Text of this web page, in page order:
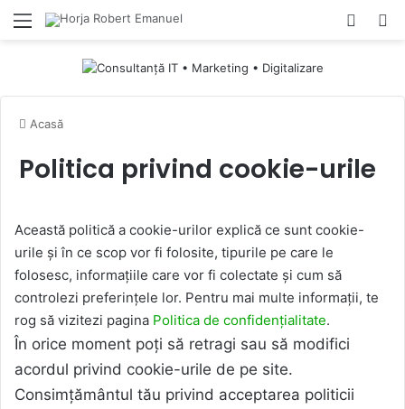
Menu
Acasă
Politica privind cookie-urile
Această politică a cookie-urilor explică ce sunt cookie-
urile și în ce scop vor fi folosite, tipurile pe care le
folosesc, informațiile care vor fi colectate și cum să
controlezi preferințele lor. Pentru mai multe informații, te
rog să vizitezi pagina Politica de confidențialitate.
În orice moment poți să retragi sau să modifici
acordul privind cookie-urile de pe site.
Consimțământul tău privind acceptarea politicii